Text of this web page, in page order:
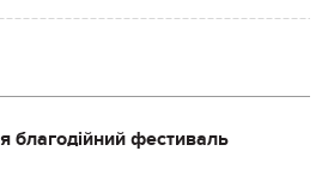
благодійний фестиваль